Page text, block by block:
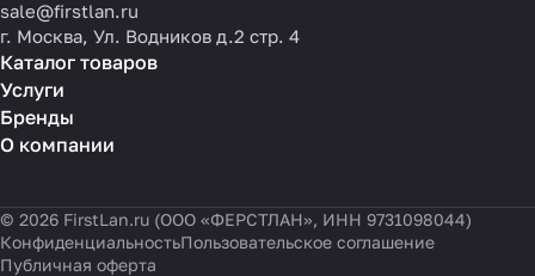
sale@firstlan.ru
г. Москва, Ул. Водников д.2 стр. 4
Каталог товаров
Услуги
Бренды
О компании
© 2026 FirstLan.ru (ООО «ФЕРСТЛАН», ИНН 9731098044)
КонфиденциальностьПользовательское соглашение
Публичная оферта